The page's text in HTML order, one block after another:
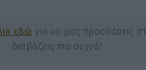
εδώ για να μας προσθέσεις
διαβάζεις πιο συχνά!